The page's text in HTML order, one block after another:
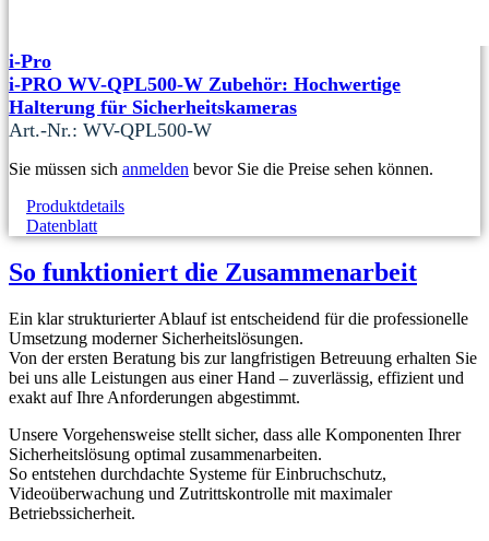
i-Pro
i-PRO WV-QPL500-W Zubehör: Hochwertige
Halterung für Sicherheitskameras
Art.-Nr.: WV-QPL500-W
Sie müssen sich anmelden bevor Sie die Preise sehen können.
Produktdetails
Datenblatt
So funktioniert die Zusammenarbeit
Ein klar strukturierter Ablauf ist entscheidend für die professionelle
Umsetzung moderner Sicherheitslösungen.
Von der ersten Beratung bis zur langfristigen Betreuung erhalten Sie
bei uns alle Leistungen aus einer Hand – zuverlässig, effizient und
exakt auf Ihre Anforderungen abgestimmt.
Unsere Vorgehensweise stellt sicher, dass alle Komponenten Ihrer
Sicherheitslösung optimal zusammenarbeiten.
So entstehen durchdachte Systeme für Einbruchschutz,
Videoüberwachung und Zutrittskontrolle mit maximaler
Betriebssicherheit.